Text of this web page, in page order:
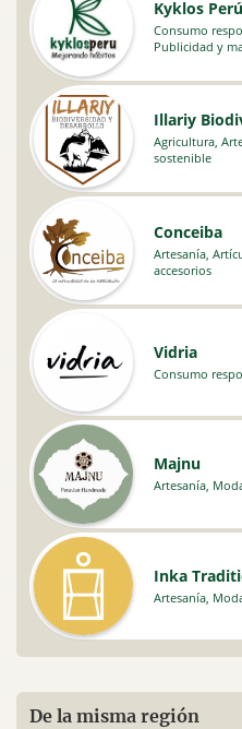
Kyklos Perú
Consumo
Publicidad y
Illariy
Agricultura,
sostenible
Conceiba
Artesanía,
accesorios
Vidria
Consumo
Majnu
Artesanía,
Inka
Artesanía,
De la misma región